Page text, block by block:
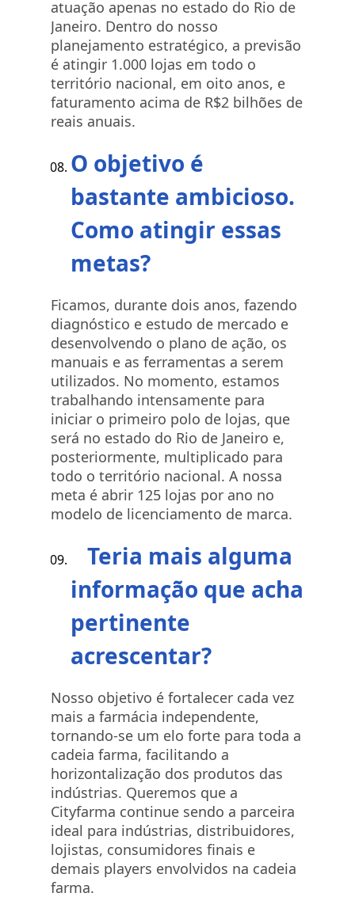
atuação apenas no estado do Rio de
Janeiro. Dentro do nosso
planejamento estratégico, a previsão
é atingir 1.000 lojas em todo o
território nacional, em oito anos, e
faturamento acima de R$2 bilhões de
reais anuais.
O objetivo é
bastante ambicioso.
Como atingir essas
metas?
Ficamos, durante dois anos, fazendo
diagnóstico e estudo de mercado e
desenvolvendo o plano de ação, os
manuais e as ferramentas a serem
utilizados. No momento, estamos
trabalhando intensamente para
iniciar o primeiro polo de lojas, que
será no estado do Rio de Janeiro e,
posteriormente, multiplicado para
todo o território nacional. A nossa
meta é abrir 125 lojas por ano no
modelo de licenciamento de marca.
Teria mais alguma
informação que acha
pertinente
acrescentar?
Nosso objetivo é fortalecer cada vez
mais a farmácia independente,
tornando-se um elo forte para toda a
cadeia farma, facilitando a
horizontalização dos produtos das
indústrias. Queremos que a
Cityfarma continue sendo a parceira
ideal para indústrias, distribuidores,
lojistas, consumidores finais e
demais players envolvidos na cadeia
farma.